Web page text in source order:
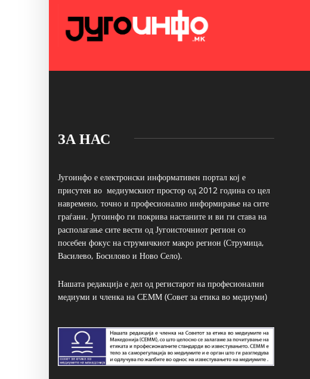
ЗА НАС
Југоинфо е електронски информативен портал кој е
присутен во медиумскиот простор од 2012 година со цел
навремено, точно и професионално информирање на сите
граѓани. Југоинфо ги покрива настаните и ви ги става на
располагање сите вести од Југоисточниот регион со
посебен фокус на струмичкиот макро регион (Струмица,
Василево, Босилово и Ново Село).
Нашата редакција е дел од регистарот на професионални
медиуми и членка на СЕММ (Совет за етика во медиуми)